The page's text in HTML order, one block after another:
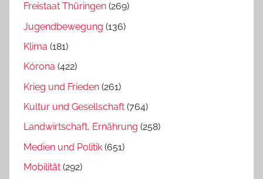
Freistaat Thüringen (269)
Jugendbewegung (136)
Klima (181)
Kórona (422)
Krieg und Frieden (261)
Kultur und Gesellschaft (764)
Landwirtschaft, Ernährung (258)
Medien und Politik (651)
Mobilität (292)